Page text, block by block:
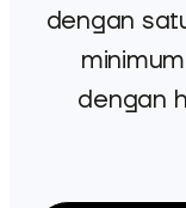
dengan
dengan